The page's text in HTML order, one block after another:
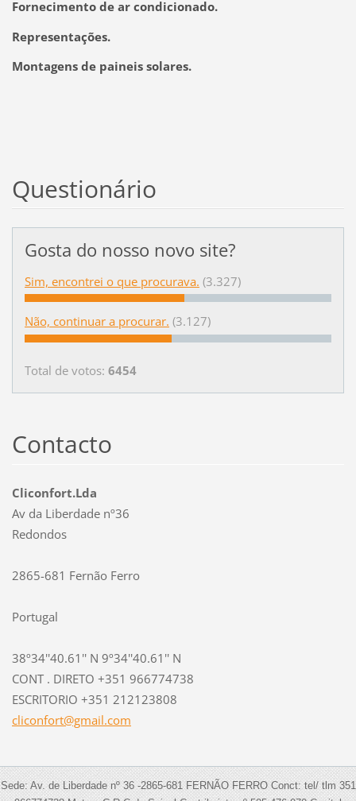
Fornecimento de ar condicionado.
Representações.
Montagens de paineis solares.
Questionário
Gosta do nosso novo site?
Sim, encontrei o que procurava. (3.327)
Não, continuar a procurar. (3.127)
Total de votos: 6454
Contacto
Cliconfort.Lda
Av da Liberdade nº36
Redondos
2865-681 Fernão Ferro
Portugal
38º34''40.61'' N 9º34''40.61'' N
CONT . DIRETO +351 966774738
ESCRITORIO +351 212123808
cliconfort@gmail.com
Sede: Av. de Liberdade nº 36 -2865-681 FERNÃO FERRO Conct: tel/ tlm 351